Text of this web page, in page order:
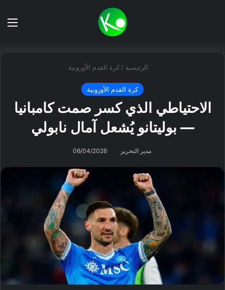
الرئيسية / كرة القدم الأوروبية
كرة القدم الأوروبية
الاحتياطي الذي كسر صمت كامبانيا
— بوليتانو يُشعل آمال نابولي
مدير التحرير 06/04/2026